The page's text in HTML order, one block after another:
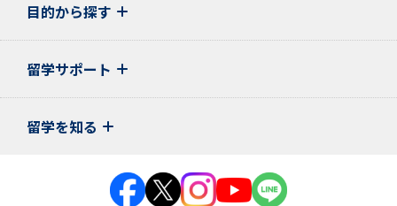
目的から探す
留学サポート
留学を知る